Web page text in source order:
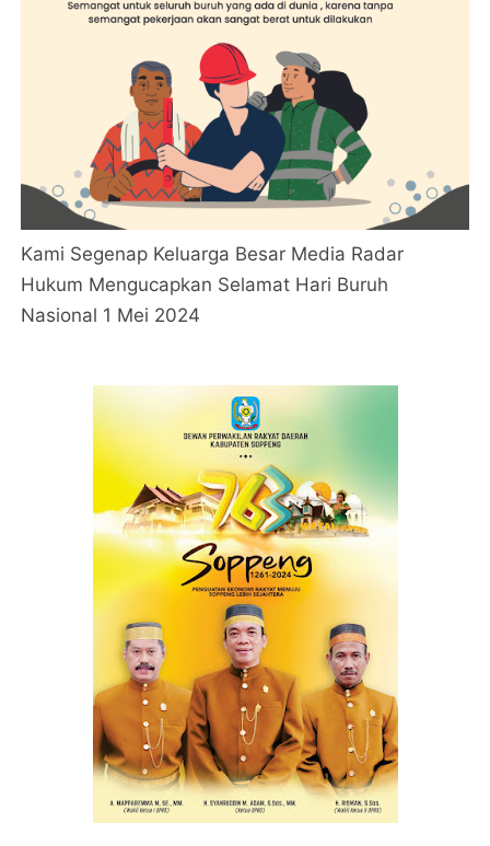
Kami Segenap Keluarga Besar Media Radar
Hukum Mengucapkan Selamat Hari Buruh
Nasional 1 Mei 2024